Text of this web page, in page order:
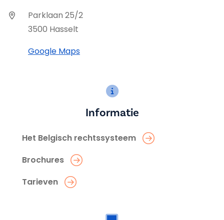
Parklaan 25/2
3500 Hasselt
Google Maps
Informatie
Het Belgisch rechtssysteem
Brochures
Tarieven